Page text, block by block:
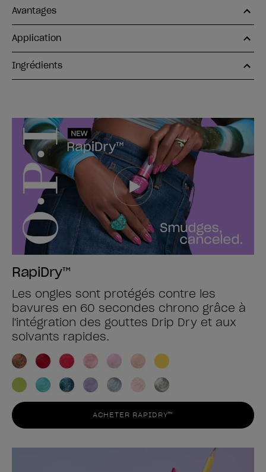
Avantages
Application
Ingrédients
RapiDry™
Les ongles sont protégés contre les
bavures en 60 secondes chrono grâce à
l'intégration des gouttes Drip Dry et aux
solvants rapides.
ACHETER RAPIDRY™